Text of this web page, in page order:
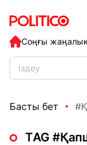
Соңғы
Басты бет
ТAG